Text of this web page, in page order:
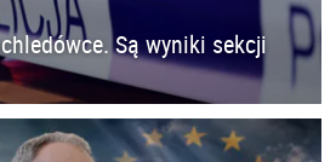
Są wyniki sekcji